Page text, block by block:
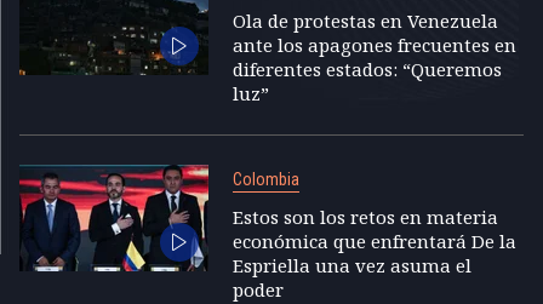
Ola de protestas en Venezuela
ante los apagones frecuentes en
diferentes estados: “Queremos
luz”
Colombia
Estos son los retos en materia
económica que enfrentará De la
Espriella una vez asuma el
poder